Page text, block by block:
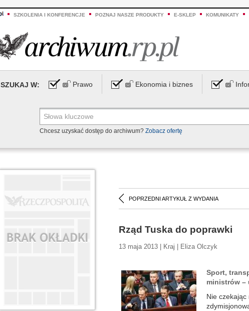
SZKOLENIA I KONFERENCJE POZNAJ NASZE PRODUKTY E-SKLEP KOMUNIKATY
SZUKAJ W: Prawo Ekonomia i biznes
Chcesz uzyskać dostęp do archiwum? Zobacz ofertę
POPRZEDNI ARTYKUŁ Z WYDANIA
Rząd Tuska do poprawki
13 maja 2013 | Kraj | Eliza Olczyk
Sport,
ministrów –
Nie